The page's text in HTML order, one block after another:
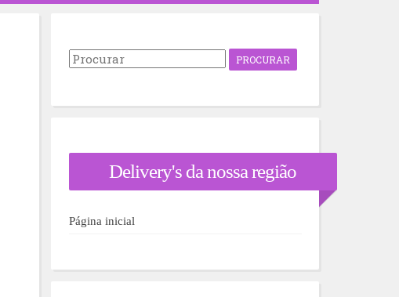
P
r
r
Delivery's da nossa região
Página inicial